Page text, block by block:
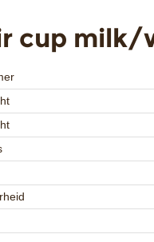
cup milk/